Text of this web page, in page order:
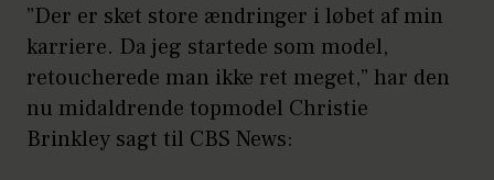
”Der er sket store ændringer i løbet af min
karriere. Da jeg startede som model,
retoucherede man ikke ret meget,” har den
nu midaldrende topmodel Christie
Brinkley sagt til CBS News: